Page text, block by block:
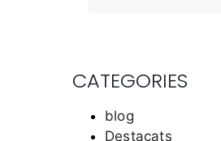
CATEGORIES
blog
Destacats